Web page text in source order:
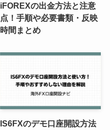
iFOREXの出金方法と注意
点！手順や必要書類・反映
時間まとめ
IS6FXのデモ口座開設方法